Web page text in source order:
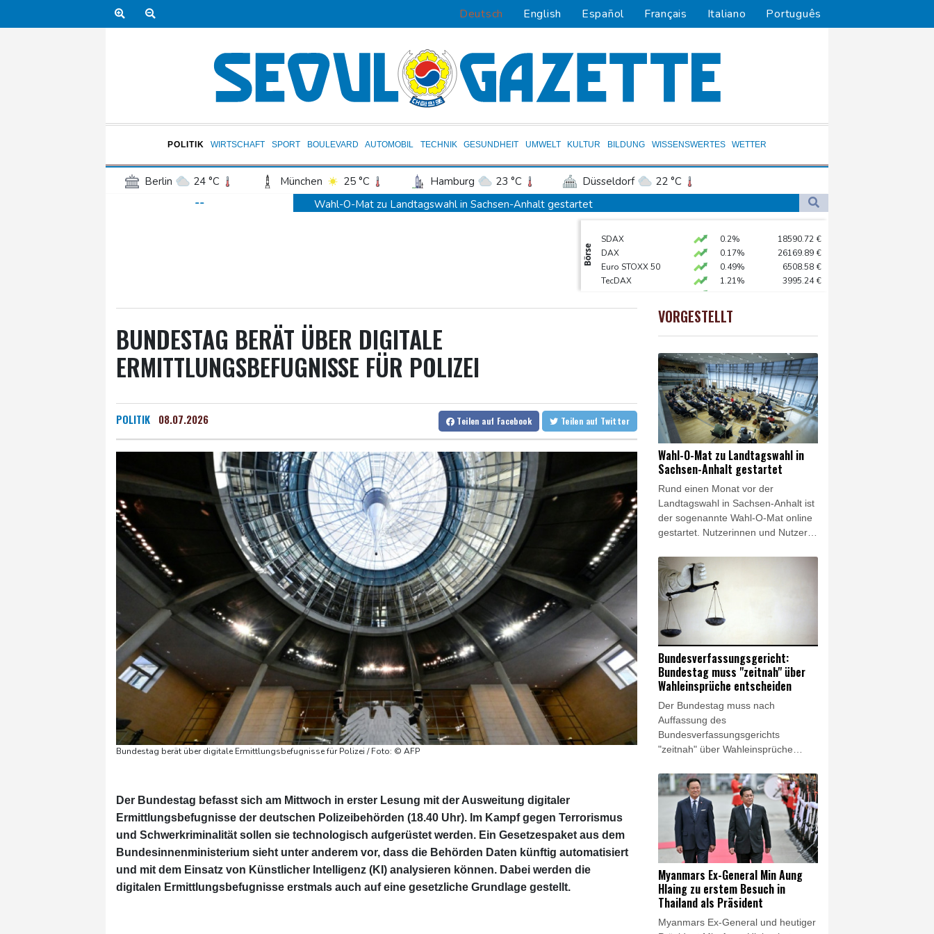
Deutsch English Español Français Italiano Português
POLITIK WIRTSCHAFT SPORT BOULEVARD AUTOMOBIL TECHNIK GESUNDHEIT UMWELT KULTUR BILDUNG WISSENSWERTES WETTER
Berlin 24 °C München 25 °C Hamburg 23 °C Düsseldorf
22 °C
Frankfurt am Main
Potsdam 25 °C Leipzig 27 °C
Bremen
Wien
--
Wahl-O-Mat zu Landtagswahl in Sachsen-Anhalt gestartet
KI-Boom: Siemens verzeichnet Rekord bei Auftragseingang und deutliche Gewinnzuwachs
Frau aus Berliner Kleingartenvorstand soll fast eine Million Euro veruntreut haben
Zahl deutscher Azubis sinkt deutlich - Anstieg bei ausländischen Auszubildenden
Frau fällt bei Gewitter von Motorboot in Bodensee und stirbt
Rüstungsbetrieb in Bayern ausgespäht: Mutmaßlicher Agent festgenommen
Myanmars Ex-General Min Aung Hlaing zu erstem Besuch in Thailand als Präsident
Drohnenabwehr: Grüne fordern "klare Zuständigkeiten" - SPD sieht Behörden gestärkt
Nach Suchaktion: Vermisste Dreijährige aus Schleswig-Holstein tot aufgefunden
Börse
SDAX 0.2% 18590.72 €
DAX
0.17% 26169.89 €
Euro STOXX 50
0.49% 6508.58 €
TecDAX
1.21% 3995.24 €
Goldpreis
0.36%
-0.08%
BUNDESTAG BERÄT ÜBER DIGITALE
ERMITTLUNGSBEFUGNISSE FÜR POLIZEI
POLITIK 08.07.2026 Teilen auf Facebook Teilen auf Twitter
Bundestag berät über digitale Ermittlungsbefugnisse für Polizei / Foto: © AFP
Der Bundestag befasst sich am Mittwoch in erster Lesung mit der Ausweitung digitaler
Ermittlungsbefugnisse der deutschen Polizeibehörden (18.40 Uhr). Im Kampf gegen Terrorismus
und Schwerkriminalität sollen sie technologisch aufgerüstet werden. Ein Gesetzespaket aus dem
Bundesinnenministerium sieht unter anderem vor, dass die Behörden Daten künftig automatisiert
und mit dem Einsatz von Künstlicher Intelligenz (KI) analysieren können. Dabei werden die
digitalen Ermittlungsbefugnisse erstmals auch auf eine gesetzliche Grundlage gestellt.
VORGESTELLT
Wahl-O-Mat zu Landtagswahl in
Sachsen-Anhalt gestartet
Rund einen Monat vor der
Landtagswahl in Sachsen-Anhalt ist
der sogenannte Wahl-O-Mat online
gestartet. Nutzerinnen und Nutzer
38 politischen Thesen mit denen
der 15 zur Wahl zugelassenen
Parteien abgleichen. Das von der
Bundeszentrale für politische
Bildung entwickelte digitale Angebot
soll Wahlberechtigten bei der
Entscheidungsfindung helfen.
Bundesverfassungsgericht:
Bundestag muss "zeitnah" über
Wahleinsprüche entscheiden
Der Bundestag muss nach
Auffassung des
Bundesverfassungsgerichts
"zeitnah" über Wahleinsprüche
Donnerstag veröffentlichten
Beschluss erklärten die Karlsruher
Richter, es sei nicht ersichtlich,
warum das Parlament die für die
Wahlprüfung erforderlichen Schritte
nicht unverzüglich nach seiner
Konstituierung einleitete. Eine
Wahlprüfungsbeschwerde gegen
die Fünf-Prozent-Sperrklausel, um
die es hauptsächlich in dem
Verfahren ging, verwarf der Zweite
Myanmars Ex-General Min Aung
Hlaing zu erstem Besuch in
Thailand als Präsident
Myanmars Ex-General und heutiger